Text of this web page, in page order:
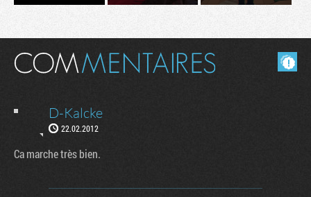
Masquer les commentaires lus.
D-Kalcke
22.02.2012
Ca marche très bien.